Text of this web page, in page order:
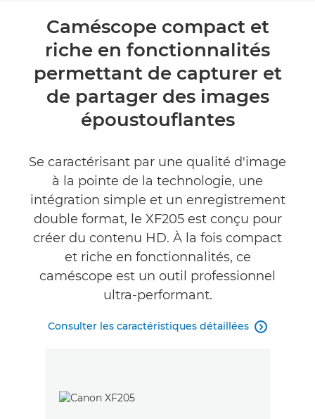
Présentation
Caractéristiques
Commentaires
Caméscope compact et
riche en fonctionnalités
permettant de capturer et
de partager des images
époustouflantes
Se caractérisant par une qualité d'image
à la pointe de la technologie, une
intégration simple et un enregistrement
double format, le XF205 est conçu pour
créer du contenu HD. À la fois compact
et riche en fonctionnalités, ce
caméscope est un outil professionnel
ultra-performant.
Consulter les caractéristiques détaillées 